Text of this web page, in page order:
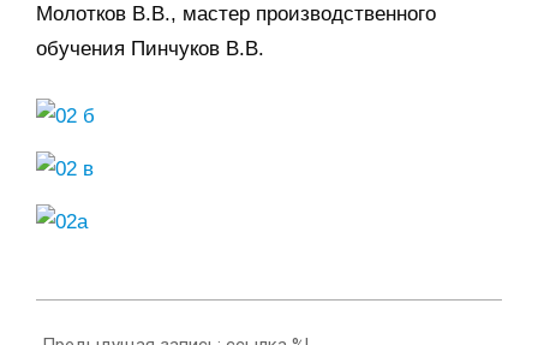
Молотков В.В., мастер производственного
обучения Пинчуков В.В.